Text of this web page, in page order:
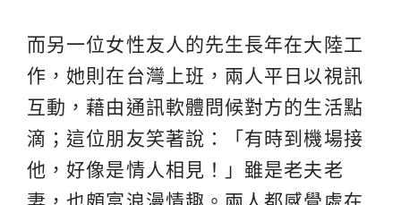
而另一位女性友人的先生長年在大陸工
作，她則在台灣上班，兩人平日以視訊
互動，藉由通訊軟體問候對方的生活點
滴；這位朋友笑著說：「有時到機場接
他，好像是情人相見！」雖是老夫老
妻，也頗富浪漫情趣。兩人都感覺處在